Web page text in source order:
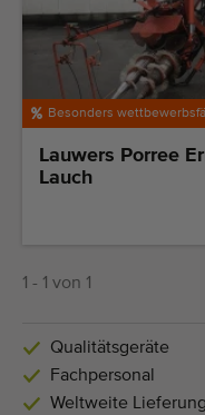
Zuletzt hinzugefügt
Maschinen
Importieren einer
Automaten
Uber uns
Kontakt
Besonders
Lauwers Porree
Lauch
1 - 1 von 1
Qualitätsgeräte
Fachpersonal
Weltweite Lieferung